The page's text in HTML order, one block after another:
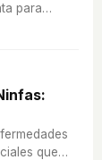
para
de estas
que